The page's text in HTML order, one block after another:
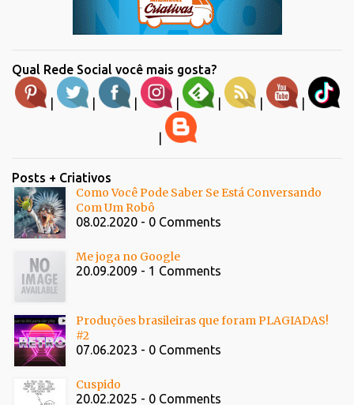
Qual Rede Social você mais gosta?
| | | | | | |
Posts + Criativos
Como Você Pode Saber Se Está Conversando
Com Um Robô
08.02.2020 - 0 Comments
Me joga no Google
20.09.2009 - 1 Comments
Produções brasileiras que foram PLAGIADAS!
#2
07.06.2023 - 0 Comments
Cuspido
20.02.2025 - 0 Comments